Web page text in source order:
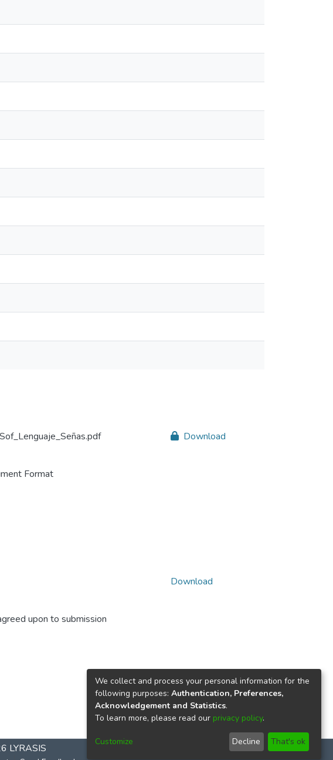
Format
Download
upon to submission
Download
LYRASIS
We collect and process your personal information for the
following purposes: Authentication, Preferences,
Acknowledgement and Statistics.
To learn more, please read our privacy policy.
Customize Decline That's ok